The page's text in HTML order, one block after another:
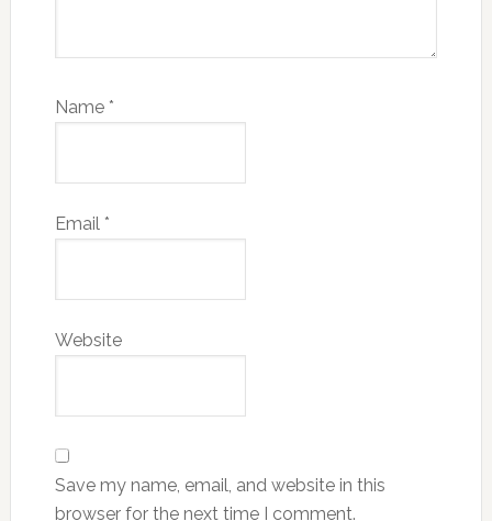
Name *
Email *
Website
Save my name, email, and website in this
browser for the next time I comment.